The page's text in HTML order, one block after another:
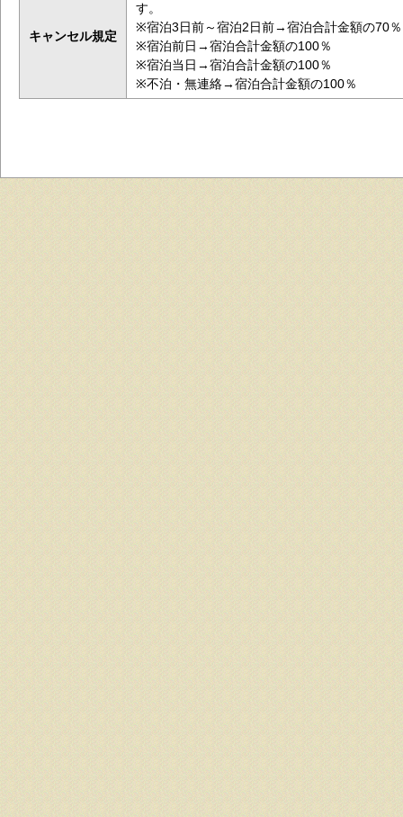
キャンセル規定
す。
※宿泊3日前～宿泊2日前→宿泊合計金額の70％
※宿泊前日→宿泊合計金額の100％
※宿泊当日→宿泊合計金額の100％
※不泊・無連絡→宿泊合計金額の100％